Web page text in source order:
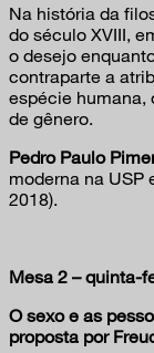
Na história da
do século XVIII,
o desejo
contraparte a
espécie humana,
de gênero.
Pedro Paulo
moderna na USP
2018).
Mesa 2 – quinta-
O sexo e as
proposta por